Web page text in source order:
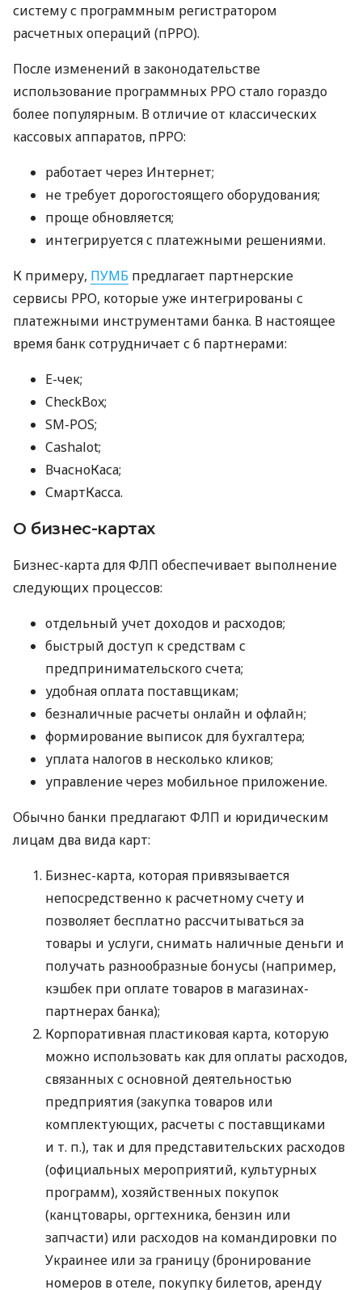
систему с программным регистратором
расчетных операций (пРРО).
После изменений в законодательстве
использование программных РРО стало гораздо
более популярным. В отличие от классических
кассовых аппаратов, пРРО:
работает через Интернет;
не требует дорогостоящего оборудования;
проще обновляется;
интегрируется с платежными решениями.
К примеру, ПУМБ предлагает партнерские
сервисы РРО, которые уже интегрированы с
платежными инструментами банка. В настоящее
время банк сотрудничает с 6 партнерами:
E-чек;
CheckBox;
SM-POS;
Cashalot;
ВчасноКаса;
СмартКасса.
О бизнес-картах
Бизнес-карта для ФЛП обеспечивает выполнение
следующих процессов:
отдельный учет доходов и расходов;
быстрый доступ к средствам с
предпринимательского счета;
удобная оплата поставщикам;
безналичные расчеты онлайн и офлайн;
формирование выписок для бухгалтера;
уплата налогов в несколько кликов;
управление через мобильное приложение.
Обычно банки предлагают ФЛП и юридическим
лицам два вида карт:
Бизнес-карта, которая привязывается
непосредственно к расчетному счету и
позволяет бесплатно рассчитываться за
товары и услуги, снимать наличные деньги и
получать разнообразные бонусы (например,
кэшбек при оплате товаров в магазинах-
партнерах банка);
Корпоративная пластиковая карта, которую
можно использовать как для оплаты расходов,
связанных с основной деятельностью
предприятия (закупка товаров или
комплектующих, расчеты с поставщиками
и т. п.), так и для представительских расходов
(официальных мероприятий, культурных
программ), хозяйственных покупок
(канцтовары, оргтехника, бензин или
запчасти) или расходов на командировки по
Украинее или за границу (бронирование
номеров в отеле, покупку билетов, аренду